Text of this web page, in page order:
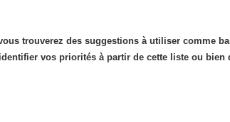
trouverez des suggestions à utiliser comme
vos priorités à partir de cette liste ou bien